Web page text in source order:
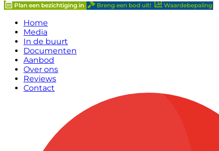
Plan een bezichtiging in
Breng een bod uit! Waardebepaling
Home
Media
In de buurt
Documenten
Aanbod
Over ons
Reviews
Contact